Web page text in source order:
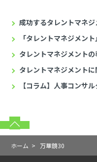
成功するタレントマネジ
「タレントマネジメン
タレントマネジメントの
タレントマネジメントに
【コラム】人事コンサ
ホーム > 万華鏡30